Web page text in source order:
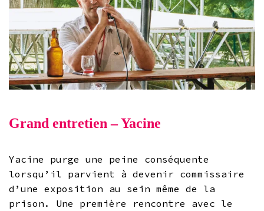
Grand entretien – Yacine
Yacine purge une peine conséquente
lorsqu’il parvient à devenir commissaire
d’une exposition au sein même de la
prison. Une première rencontre avec le